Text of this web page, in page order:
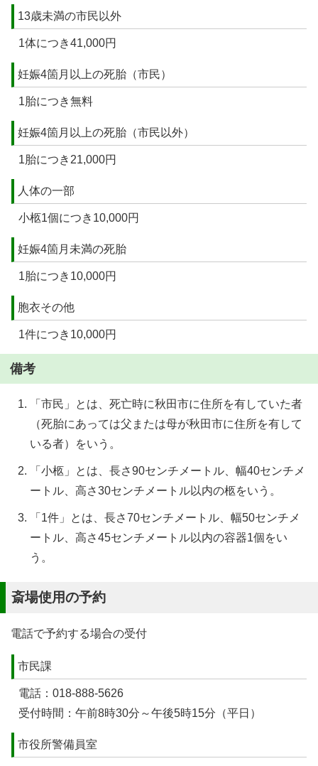
13歳未満の市民以外
1体につき41,000円
妊娠4箇月以上の死胎（市民）
1胎につき無料
妊娠4箇月以上の死胎（市民以外）
1胎につき21,000円
人体の一部
小柩1個につき10,000円
妊娠4箇月未満の死胎
1胎につき10,000円
胞衣その他
1件につき10,000円
備考
「市民」とは、死亡時に秋田市に住所を有していた者
（死胎にあっては父または母が秋田市に住所を有して
いる者）をいう。
「小柩」とは、長さ90センチメートル、幅40センチメ
ートル、高さ30センチメートル以内の柩をいう。
「1件」とは、長さ70センチメートル、幅50センチメ
ートル、高さ45センチメートル以内の容器1個をい
う。
斎場使用の予約
電話で予約する場合の受付
市民課
電話：018-888-5626
受付時間：午前8時30分～午後5時15分（平日）
市役所警備員室